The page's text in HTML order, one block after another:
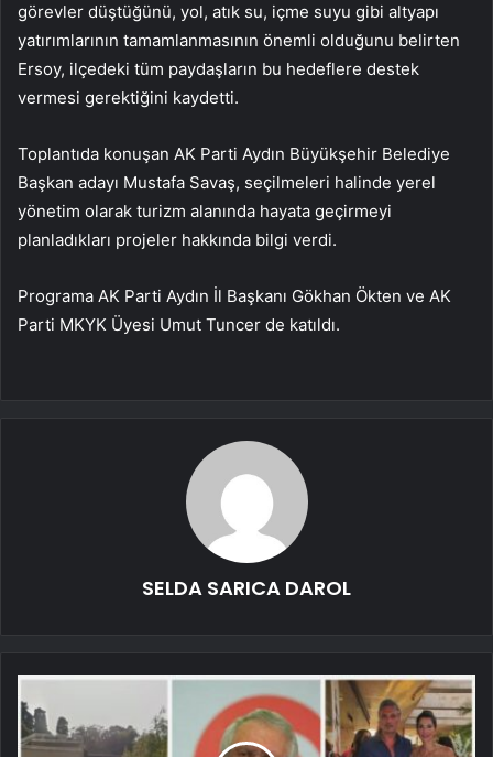
görevler düştüğünü, yol, atık su, içme suyu gibi altyapı
yatırımlarının tamamlanmasının önemli olduğunu belirten
Ersoy, ilçedeki tüm paydaşların bu hedeflere destek
vermesi gerektiğini kaydetti.
Toplantıda konuşan AK Parti Aydın Büyükşehir Belediye
Başkan adayı Mustafa Savaş, seçilmeleri halinde yerel
yönetim olarak turizm alanında hayata geçirmeyi
planladıkları projeler hakkında bilgi verdi.
Programa AK Parti Aydın İl Başkanı Gökhan Ökten ve AK
Parti MKYK Üyesi Umut Tuncer de katıldı.
SELDA SARICA DAROL